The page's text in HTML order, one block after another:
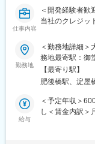
※業務用端末（
Proを貸与
・運用面のみな
ス成長を技術面
・複数プロダ
的なリーダーシ
ロセスの経験が
仕事内容
＜開発経験者歓
当社のクレジッ
モバイルアプ
サービスを次の
■職務詳細：
・ユーザー体験
・最新技術を
・セキュリティ
勤務地
＜勤務地詳細＞
務地最寄駅：御
更の範囲：会社
【最寄り駅】
肥後橋駅、淀屋
給与
＜予定年収＞
し＜賃金内訳＞